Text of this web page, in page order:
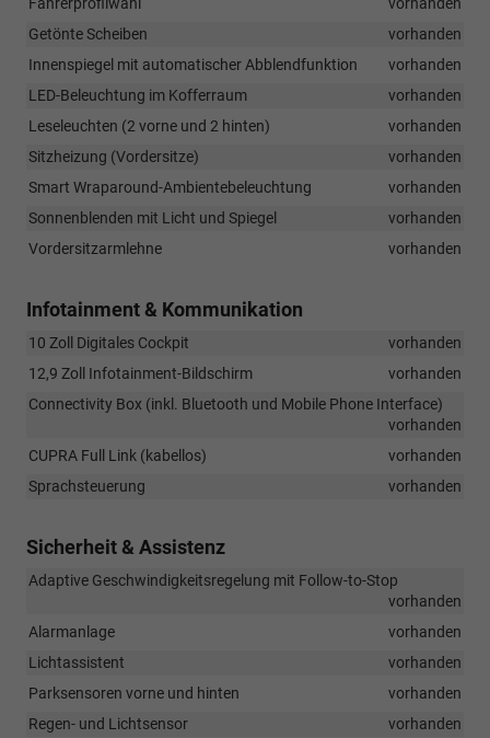
Fahrerprofilwahl
vorhanden
Getönte Scheiben
vorhanden
Innenspiegel mit automatischer Abblendfunktion
vorhanden
LED-Beleuchtung im Kofferraum
vorhanden
Leseleuchten (2 vorne und 2 hinten)
vorhanden
Sitzheizung (Vordersitze)
vorhanden
Smart Wraparound-Ambientebeleuchtung
vorhanden
Sonnenblenden mit Licht und Spiegel
vorhanden
Vordersitzarmlehne
vorhanden
Infotainment & Kommunikation
10 Zoll Digitales Cockpit
vorhanden
12,9 Zoll Infotainment-Bildschirm
vorhanden
Connectivity Box (inkl. Bluetooth und Mobile Phone Interface)
vorhanden
CUPRA Full Link (kabellos)
vorhanden
Sprachsteuerung
vorhanden
Sicherheit & Assistenz
Adaptive Geschwindigkeitsregelung mit Follow-to-Stop
vorhanden
Alarmanlage
vorhanden
Lichtassistent
vorhanden
Parksensoren vorne und hinten
vorhanden
Regen- und Lichtsensor
vorhanden